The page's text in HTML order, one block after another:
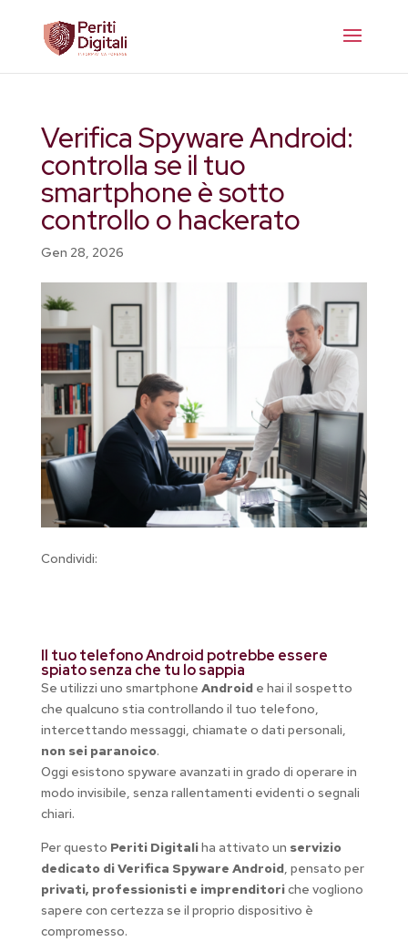
Verifica Spyware Android:
controlla se il tuo
smartphone è sotto
controllo o hackerato
Gen 28, 2026
Condividi:
Il tuo telefono Android potrebbe essere
spiato senza che tu lo sappia
Se utilizzi uno smartphone Androide hai il sospetto
che qualcuno stia controllando il tuo telefono,
intercettando messaggi, chiamate o dati personali,
non sei paranoico.
Oggi esistono spyware avanzati in grado di operare in
modo invisibile, senza rallentamenti evidenti o segnali
chiari.
Per questo Periti Digitaliha attivato un servizio
dedicato di Verifica Spyware Android, pensato per
privati, professionisti e imprenditoriche vogliono
sapere con certezza se il proprio dispositivo è
compromesso.